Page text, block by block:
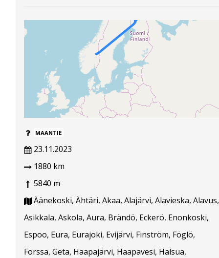
MAANTIE
23.11.2023
1880 km
5840 m
Äänekoski, Ähtäri, Akaa, Alajärvi, Alavieska, Alavus,
Asikkala, Askola, Aura, Brändö, Eckerö, Enonkoski,
Espoo, Eura, Eurajoki, Evijärvi, Finström, Föglö,
Forssa, Geta, Haapajärvi, Haapavesi, Halsua,